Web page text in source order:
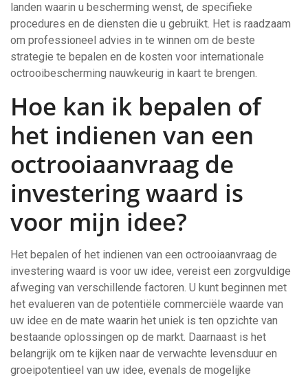
landen waarin u bescherming wenst, de specifieke
procedures en de diensten die u gebruikt. Het is raadzaam
om professioneel advies in te winnen om de beste
strategie te bepalen en de kosten voor internationale
octrooibescherming nauwkeurig in kaart te brengen.
Hoe kan ik bepalen of
het indienen van een
octrooiaanvraag de
investering waard is
voor mijn idee?
Het bepalen of het indienen van een octrooiaanvraag de
investering waard is voor uw idee, vereist een zorgvuldige
afweging van verschillende factoren. U kunt beginnen met
het evalueren van de potentiële commerciële waarde van
uw idee en de mate waarin het uniek is ten opzichte van
bestaande oplossingen op de markt. Daarnaast is het
belangrijk om te kijken naar de verwachte levensduur en
groeipotentieel van uw idee, evenals de mogelijke